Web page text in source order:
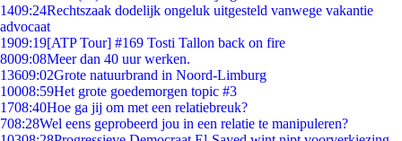
1409:24Rechtszaak dodelijk ongeluk uitgesteld vanwege vakantie
advocaat
1909:19[ATP Tour] #169 Tosti Tallon back on fire
8009:08Meer dan 40 uur werken.
13609:02Grote natuurbrand in Noord-Limburg
10008:59Het grote goedemorgen topic #3
1708:40Hoe ga jij om met een relatiebreuk?
708:28Wel eens geprobeerd jou in een relatie te manipuleren?